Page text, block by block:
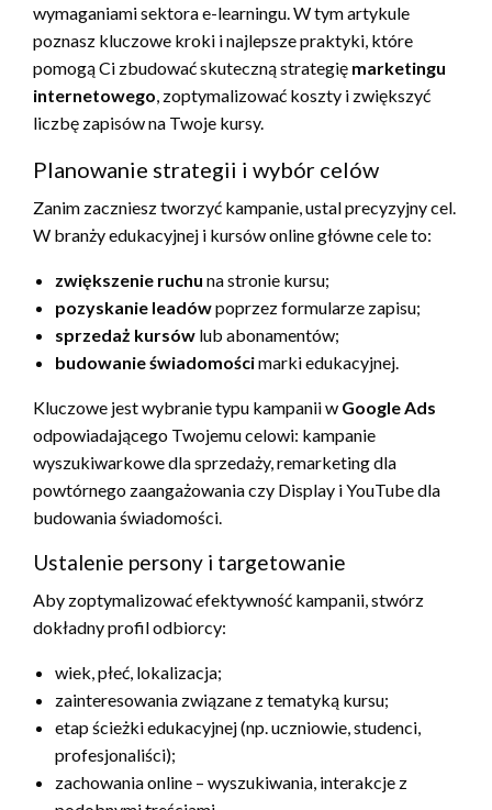
wymaganiami sektora e-learningu. W tym artykule
poznasz kluczowe kroki i najlepsze praktyki, które
pomogą Ci zbudować skuteczną strategię marketingu
internetowego, zoptymalizować koszty i zwiększyć
liczbę zapisów na Twoje kursy.
Planowanie strategii i wybór celów
Zanim zaczniesz tworzyć kampanie, ustal precyzyjny cel.
W branży edukacyjnej i kursów online główne cele to:
zwiększenie ruchu na stronie kursu;
pozyskanie leadówpoprzez formularze zapisu;
sprzedaż kursów lub abonamentów;
budowanie świadomościmarki edukacyjnej.
Kluczowe jest wybranie typu kampanii w Google Ads
odpowiadającego Twojemu celowi: kampanie
wyszukiwarkowe dla sprzedaży, remarketing dla
powtórnego zaangażowania czy Display i YouTube dla
budowania świadomości.
Ustalenie persony i targetowanie
Aby zoptymalizować efektywność kampanii, stwórz
dokładny profil odbiorcy:
wiek, płeć, lokalizacja;
zainteresowania związane z tematyką kursu;
etap ścieżki edukacyjnej (np. uczniowie, studenci,
profesjonaliści);
zachowania online – wyszukiwania, interakcje z